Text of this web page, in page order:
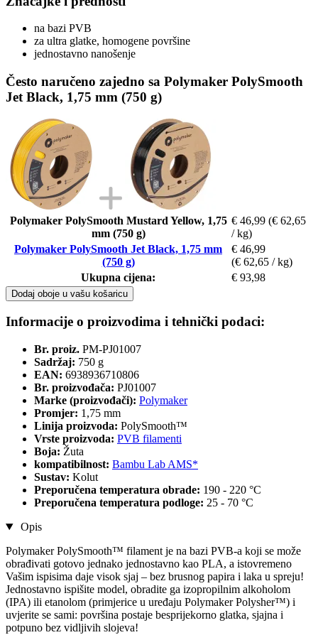
na bazi PVB
za ultra glatke, homogene površine
jednostavno nanošenje
Često naručeno zajedno sa Polymaker PolySmooth
Jet Black, 1,75 mm (750 g)
Polymaker PolySmooth Mustard Yellow, 1,75
mm (750 g)
€ 46,99 (€ 62,65
/ kg)
Polymaker PolySmooth Jet Black, 1,75 mm
(750 g)
€ 46,99
(€ 62,65 / kg)
Ukupna cijena:
€ 93,98
Dodaj oboje u vašu košaricu
Informacije o proizvodima i tehnički podaci:
Br. proiz. PM-PJ01007
Sadržaj: 750 g
EAN: 6938936710806
Br. proizvođača: PJ01007
Marke (proizvođači): Polymaker
Promjer: 1,75 mm
Linija proizvoda: PolySmooth™
Vrste proizvoda: PVB filamenti
Boja: Žuta
kompatibilnost: Bambu Lab AMS*
Sustav: Kolut
Preporučena temperatura obrade: 190 - 220 °C
Preporučena temperatura podloge: 25 - 70 °C
Opis
Polymaker PolySmooth™ filament je na bazi PVB-a koji se može
obrađivati gotovo jednako jednostavno kao PLA, a istovremeno
Vašim ispisima daje visok sjaj – bez brusnog papira i laka u spreju!
Jednostavno ispišite model, obradite ga izopropilnim alkoholom
(IPA) ili etanolom (primjerice u uređaju Polymaker Polysher™) i
uvjerite se sami: površina postaje besprijekorno glatka, sjajna i
potpuno bez vidljivih slojeva!